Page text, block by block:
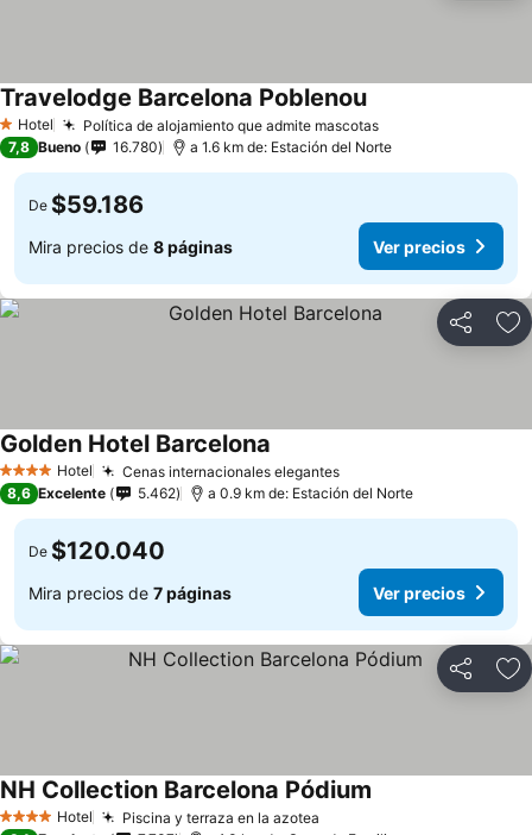
1 Estrellas
Hotel Política de alojamiento que admite mascotasVer precios
Travelodge Barcelona PoblenouVer precios
7,8 Bueno 16.780 a 1.6 km de: Estación del Norte
De $59.186
Mira precios de 8 páginas Ver precios
Compartir
4 EstrellasHotel Cenas internacionales elegantesVer precios
Golden Hotel Barcelona
8,6 Excelente 5.462 a 0.9 km de: Estación del Norte
De $120.040
Mira precios de 7 páginas Ver precios
Compartir
4 EstrellasHotel Piscina y terraza en la azotea
NH Collection Barcelona Pódium